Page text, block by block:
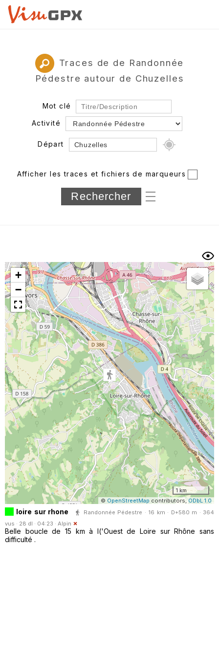
Traces de de Randonnée
Pédestre autour de Chuzelles
Mot clé
Activité
Départ
Département
Longueur min/max
Trier par
Horodatage Photos
Afficher les traces et fichiers de marqueurs
+
−
1 km
© OpenStreetMap contributors, ODbL 1.0
loire sur rhone
Randonnée Pédestre · 16 km · D+580 m · 364
vus · 28 dl · 04:23 · Alpin
Belle boucle de 15 km à l('Ouest de Loire sur Rhône sans
difficulté .